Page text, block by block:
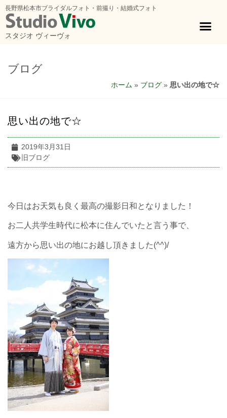
長野県松本市ブライダルフォト・前撮り・結婚式フォト
スタジオ ヴィーヴォ
ブログ
ホーム » ブログ » 思い出の地で☆
思い出の地で☆
2019年3月31日
旧ブログ
今日はお天気も良く最高の撮影日和となりました！
お二人共学生時代に松本に住んでいたと言う事で、
遠方から思い出の地にお越し頂きました(^^)/